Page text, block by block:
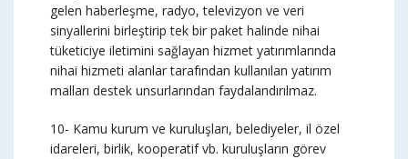
gelen haberleşme, radyo, televizyon ve veri
sinyallerini birleştirip tek bir paket halinde nihai
tüketiciye iletimini sağlayan hizmet yatırımlarında
nihai hizmeti alanlar tarafından kullanılan yatırım
malları destek unsurlarından faydalandırılmaz.
10- Kamu kurum ve kuruluşları, belediyeler, il özel
idareleri, birlik, kooperatif vb. kuruluşların görev